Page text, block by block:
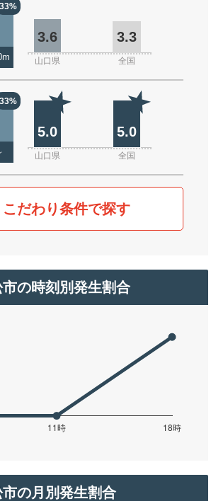
33%
3.6 3.3
山口県 全国
33%
5.0 5.0
山口県 全国
こだわり条件で探す
の時刻別発生割合
の月別発生割合